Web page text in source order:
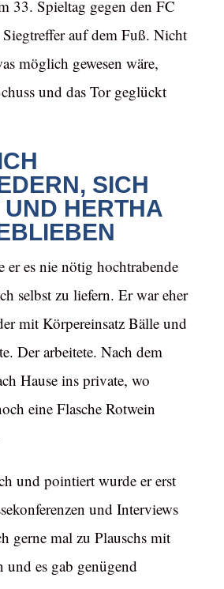
33. Spieltag gegen den FC
auf dem Fuß. Nicht
möglich gewesen wäre,
und das Tor geglückt
SICH
HERTHA
er es nie nötig hochtrabende
selbst zu liefern. Er war eher
mit Körpereinsatz Bälle und
Der arbeitete. Nach dem
Hause ins private, wo
eine Flasche Rotwein
und pointiert wurde er erst
und Interviews
gerne mal zu Plauschs mit
und es gab genügend